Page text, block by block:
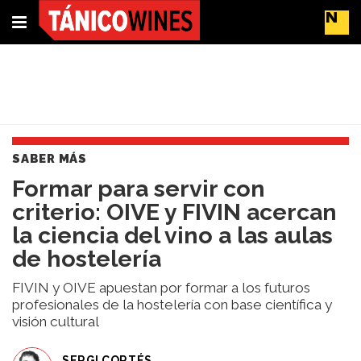
Buscar
Actualidad
Líderes
cambio
Impacto
y
Sostenibilidad
Tendencias
Vino
SABER MÁS
​Formar para servir con
criterio: OIVE y FIVIN acercan
la ciencia del vino a las aulas
de hostelería
FIVIN y OIVE apuestan por formar a los futuros
profesionales de la hostelería con base científica y
visión cultural